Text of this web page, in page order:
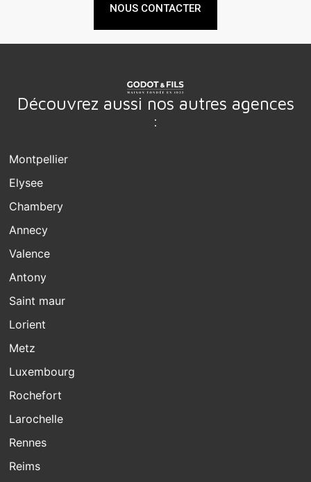
NOUS CONTACTER
Découvrez aussi nos autres agences
:
Montpellier
Elysee
Chambery
Annecy
Valence
Antony
Saint maur
Lorient
Metz
Luxembourg
Rochefort
Larochelle
Rennes
Reims